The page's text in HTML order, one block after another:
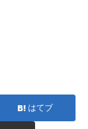
はてブ